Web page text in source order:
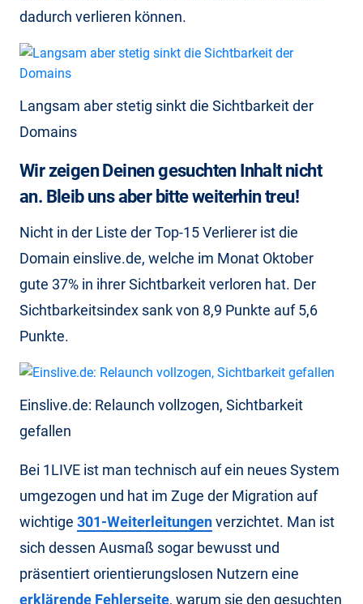
dadurch verlieren können.
Langsam aber stetig sinkt die Sichtbarkeit der
Domains
Wir zeigen Deinen gesuchten Inhalt nicht
an. Bleib uns aber bitte weiterhin treu!
Nicht in der Liste der Top-15 Verlierer ist die
Domain einslive.de, welche im Monat Oktober
gute 37% in ihrer Sichtbarkeit verloren hat. Der
Sichtbarkeitsindex sank von 8,9 Punkte auf 5,6
Punkte.
Einslive.de: Relaunch vollzogen, Sichtbarkeit
gefallen
Bei 1LIVE ist man technisch auf ein neues System
umgezogen und hat im Zuge der Migration auf
wichtige 301-Weiterleitungenverzichtet. Man ist
sich dessen Ausmaß sogar bewusst und
präsentiert orientierungslosen Nutzern eine
erklärende Fehlerseite, warum sie den gesuchten